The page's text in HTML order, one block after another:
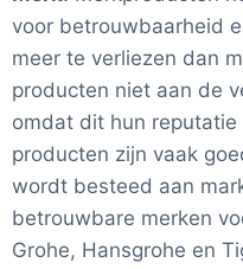
voor betrouwbaarheid
meer te verliezen dan
producten niet aan de
omdat dit hun
producten zijn vaak
wordt besteed aan
betrouwbare merken
Grohe, Hansgrohe en